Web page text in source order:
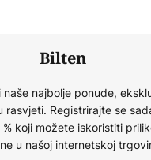
Bilten
najbolje ponude,
rasvjeti. Registrirajte se
koji možete iskoristiti
u našoj internetskoj